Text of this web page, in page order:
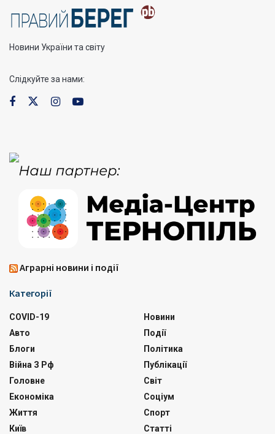
Новини України та світу
Слідкуйте за нами:
Аграрні новини і події
Категорії
COVID-19
Авто
Блоги
Війна З Рф
Головне
Економіка
Життя
Київ
Новини
Події
Політика
Публікації
Світ
Соціум
Спорт
Статті